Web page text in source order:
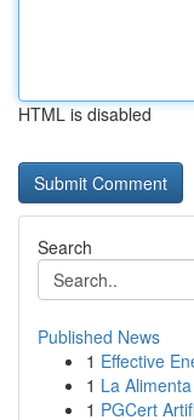
HTML is disabled
Search
Published News
1 Effective
1 La
1 PGCert